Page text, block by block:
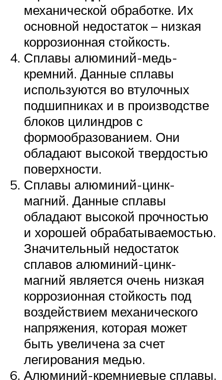
механической обработке. Их
основной недостаток – низкая
коррозионная стойкость.
Сплавы алюминий-медь-
кремний. Данные сплавы
используются во втулочных
подшипниках и в производстве
блоков цилиндров с
формообразованием. Они
обладают высокой твердостью
поверхности.
Сплавы алюминий-цинк-
магний. Данные сплавы
обладают высокой прочностью
и хорошей обрабатываемостью.
Значительный недостаток
сплавов алюминий-цинк-
магний является очень низкая
коррозионная стойкость под
воздействием механического
напряжения, которая может
быть увеличена за счет
легирования медью.
Алюминий-кремниевые сплавы.